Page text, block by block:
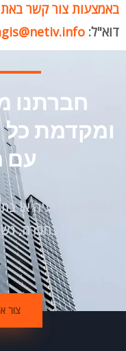
באמצעות צור קשר
דוא"ל:
חברתנו
ומקדמת כל
עם
נתקלתם בבעיה או
בחברה,
צור